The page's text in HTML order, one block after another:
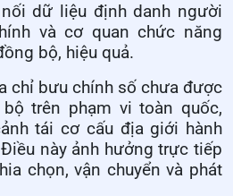
dữ liệu định danh người
và cơ quan chức năng
bộ, hiệu quả.
chỉ bưu chính số chưa được
trên phạm vi toàn quốc,
tái cơ cấu địa giới hành
này ảnh hưởng trực tiếp
chọn, vận chuyển và phát